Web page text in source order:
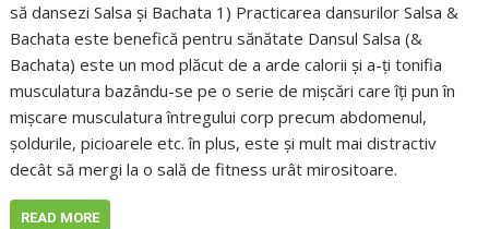
să dansezi Salsa și Bachata 1) Practicarea dansurilor Salsa &
Bachata este benefică pentru sănătate Dansul Salsa (&
Bachata) este un mod plăcut de a arde calorii și a-ți tonifia
musculatura bazându-se pe o serie de mișcări care îți pun în
mișcare musculatura întregului corp precum abdomenul,
șoldurile, picioarele etc. în plus, este și mult mai distractiv
decât să mergi la o sală de fitness urât mirositoare.
READ MORE